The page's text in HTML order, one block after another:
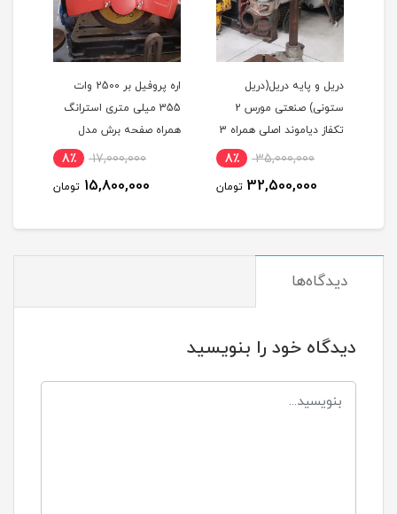
دریل و پایه دریل(دریل
ستونی) صنعتی مورس 2
تکفاز دیاموند اصلی همراه 3
نظام مدل DIAMOND J1Z-
35,000,000 8٪
32,500,000 تومان
اره پروفیل بر 2500 وات
355 میلی متری استرانگ
همراه صفحه برش مدل
STRONG STG2500 در حد 17,000,000 8٪
15,800,000 تومان
دیدگاه‌ها
دیدگاه خود را بنویسید